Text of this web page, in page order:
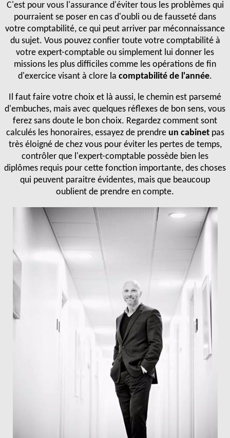
C'est pour vous l'assurance d'éviter tous les problèmes qui
pourraient se poser en cas d'oubli ou de fausseté dans
votre comptabilité, ce qui peut arriver par méconnaissance
du sujet. Vous pouvez confier toute votre comptabilité à
votre expert-comptable ou simplement lui donner les
missions les plus difficiles comme les opérations de fin
d'exercice visant à clore la comptabilité de l'année.
Il faut faire votre choix et là aussi, le chemin est parsemé
d'embuches, mais avec quelques réflexes de bon sens, vous
ferez sans doute le bon choix. Regardez comment sont
calculés les honoraires, essayez de prendre un cabinetpas
très éloigné de chez vous pour éviter les pertes de temps,
contrôler que l'expert-comptable possède bien les
diplômes requis pour cette fonction importante, des choses
qui peuvent paraitre évidentes, mais que beaucoup
oublient de prendre en compte.